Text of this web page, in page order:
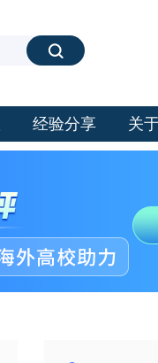
搜索
经验分享 关